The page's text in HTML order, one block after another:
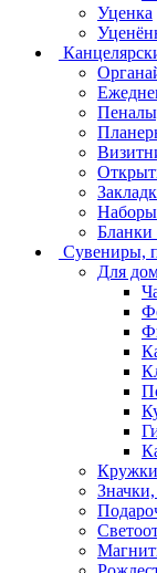
Уценка
Наборы
Бланки
Сувениры,
Для